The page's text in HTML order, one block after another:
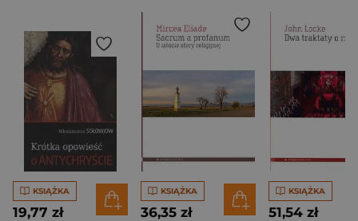
KSIĄŻKA
19,77 zł
KSIĄŻKA
36,35 zł
KSIĄŻKA
51,54 zł